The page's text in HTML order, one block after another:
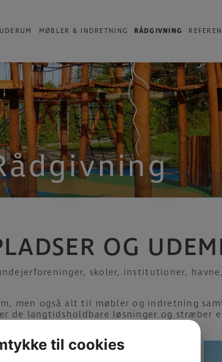
MØBLER & INDRETNING RÅDGIVNING
OG
skoler, institutioner,
men også alt til møbler og indretning
langtidsholdbare løsninger og stræber
til cookies